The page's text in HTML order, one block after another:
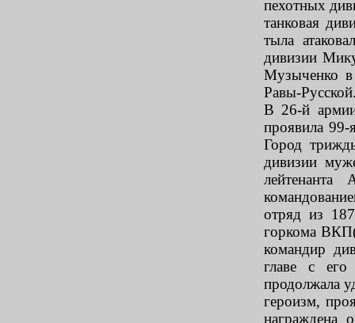
пехотных
танковая
тыла
дивизии
Музыченко
Равы-
В 26-й
проявила
Город
дивизии
отряд из
горкома
командир
главе с
продолжала
героизм,
награждена